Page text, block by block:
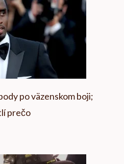
po väzenskom boji;
prečo